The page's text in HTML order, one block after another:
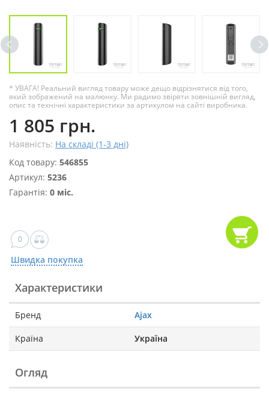
* УВАГА! Реальний вигляд товару може дещо відрізнятися від того,
який зображений на малюнку. Ми радимо звіряти зовнішній вигляд,
опис та технічні характеристики за артикулом на сайті виробника.
1 805 грн.
Наявність: На складі (1-3 дні)
Код товару: 546855
Артикул: 5236
Гарантія: 0 міс.
0
Швидка покупка
Характеристики
Бренд Ajax
Країна Україна
Огляд